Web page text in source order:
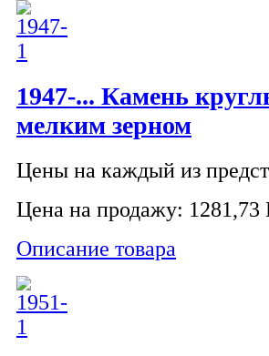
1947-... Камень
мелким зерном
Цены на каждый из
Цена на продажу:
Описание товара